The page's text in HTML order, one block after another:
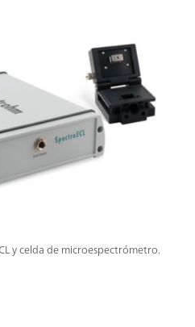
y celda de microespectrómetro.